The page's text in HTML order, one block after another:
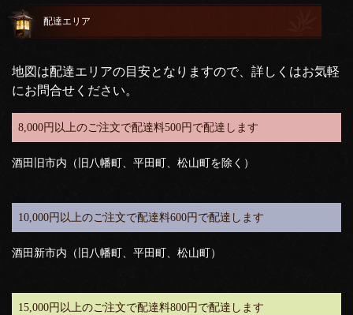
配達エリア
地図は配達エリアの目安となりますので、詳しくはお気軽
にお問合せください。
8,000円以上のご注文で配達料500円で配達します
酒田旧市内（旧八幡町、平田町、松山町を除く）
10,000円以上のご注文で配達料600円で配達します
酒田新市内（旧八幡町、平田町、松山町）
15,000円以上のご注文で配達料800円で配達します